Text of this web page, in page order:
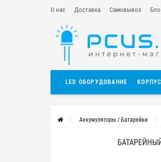
О нас Доставка Самовывоз
LED ОБОРУДОВАНИЕ
Аккумуляторы / Батарейки